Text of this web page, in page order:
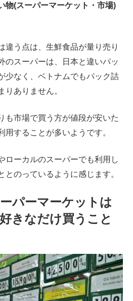
物(スーパーマーケット・市場)
違う点は、生鮮食品が量り売り
のスーパーは、日本と違いパッ
少なく、ベトナムでもパック詰
りありません。
も市場で買う方が値段が安いた
用することが多いようです。
ローカルのスーパーでも利用し
とのっているように感じます。
パーマーケットは
きなだけ買うこと